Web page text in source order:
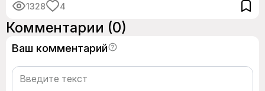
1328 4
Комментарии (0)
Ваш комментарий